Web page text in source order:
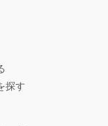
探す